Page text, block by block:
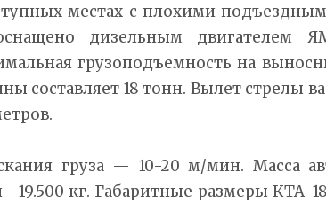
местах с плохими
дизельным двигателем
грузоподъемность на
составляет 18 тонн. Вылет стрелы
груза — 10-20 м/мин. Масса
кг. Габаритные размеры КТА-